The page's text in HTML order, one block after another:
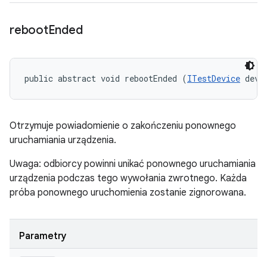
rebootEnded
public abstract void rebootEnded (ITestDevice
Otrzymuje powiadomienie o zakończeniu ponownego
uruchamiania urządzenia.
Uwaga: odbiorcy powinni unikać ponownego uruchamiania
urządzenia podczas tego wywołania zwrotnego. Każda
próba ponownego uruchomienia zostanie zignorowana.
Parametry